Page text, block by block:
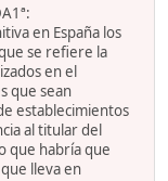
en España los
se refiere la
en el
que sean
establecimientos
al titular del
que habría que
lleva en